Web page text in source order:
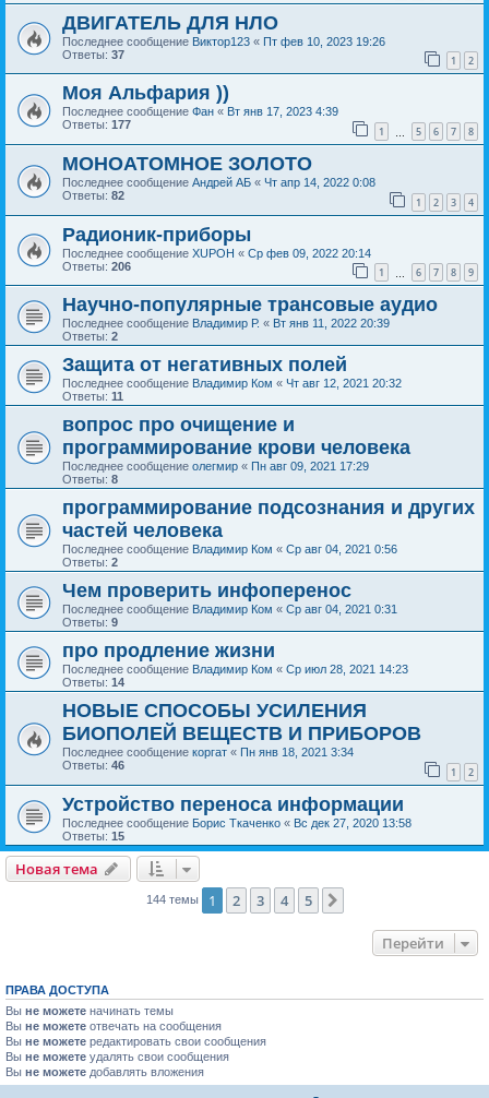
ДВИГАТЕЛЬ ДЛЯ НЛО
Последнее сообщение Виктор123 « Пт фев 10, 2023 19:26
Ответы: 37 1 2
Моя Альфария ))
Последнее сообщение Фан « Вт янв 17, 2023 4:39
Ответы: 177 1 5 6 7 8
МОНОАТОМНОЕ ЗОЛОТО
Последнее сообщение Андрей АБ « Чт апр 14, 2022 0:08
Ответы: 82 1 2 3 4
Радионик-приборы
Последнее сообщение XUPOH « Ср фев 09, 2022 20:14
Ответы: 206 1 6 7 8 9
Научно-популярные трансовые аудио
Последнее сообщение Владимир Р. « Вт янв 11, 2022 20:39
Ответы: 2
Защита от негативных полей
Последнее сообщение Владимир Ком « Чт авг 12, 2021 20:32
Ответы: 11
вопрос про очищение и
программирование крови человека
Последнее сообщение олегмир « Пн авг 09, 2021 17:29
Ответы: 8
программирование подсознания и других
частей человека
Последнее сообщение Владимир Ком « Ср авг 04, 2021 0:56
Ответы: 2
Чем проверить инфоперенос
Последнее сообщение Владимир Ком « Ср авг 04, 2021 0:31
Ответы: 9
про продление жизни
Последнее сообщение Владимир Ком « Ср июл 28, 2021 14:23
Ответы: 14
НОВЫЕ СПОСОБЫ УСИЛЕНИЯ
БИОПОЛЕЙ ВЕЩЕСТВ И ПРИБОРОВ
Последнее сообщение коргат « Пн янв 18, 2021 3:34
Ответы: 46 1 2
Устройство переноса информации
Последнее сообщение Борис Ткаченко « Вс дек 27, 2020 13:58
Ответы: 15
Новая тема
144 темы 1 2 3 4 5
Перейти
ПРАВА ДОСТУПА
Вы не можете начинать темы
Вы не можете отвечать на сообщения
Вы не можете редактировать свои сообщения
Вы не можете удалять свои сообщения
Вы не можете добавлять вложения